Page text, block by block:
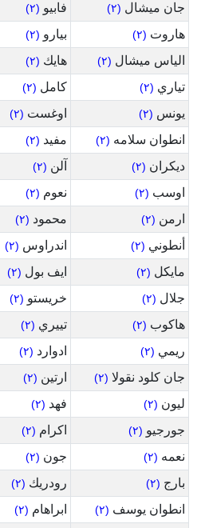
جان ميشال (٢) فابيو (٢)
هاروت (٢) بيارو (٢)
الياس ميشال (٢) هايك (٢)
تياري (٢) كامل (٢)
يونس (٢) اوغست (٢)
انطوان سلامه (٢) مفيد (٢)
ديكران (٢) آلن (٢)
اوسب (٢) نعوم (٢)
ارمن (٢) محمود (٢)
أنطوني (٢) اندراوس (٢)
مايكل (٢) ايف بول (٢)
جلال (٢) خريستو (٢)
هاكوب (٢) تييري (٢)
ريمي (٢) ادوارد (٢)
جان كلود نقولا (٢) ارتين (٢)
ليون (٢) فهد (٢)
جورجيو (٢) اكرام (٢)
نعمه (٢) جون (٢)
بارج (٢) رودريك (٢)
انطوان يوسف (٢) ابراهام (٢)